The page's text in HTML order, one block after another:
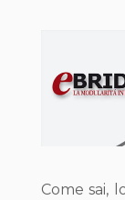
Come sai,